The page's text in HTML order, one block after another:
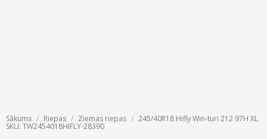
Sākums / Riepas / Ziemas riepas / 245/40R18 Hifly Win-turi 212 97H XL
SKU: TW2454018HIFLY-28390